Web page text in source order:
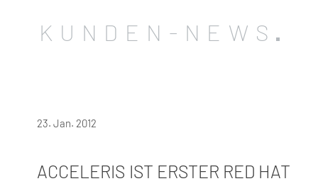
KUNDEN-NEWS
23. Jan. 2012
ACCELERIS IST ERSTER RED HAT